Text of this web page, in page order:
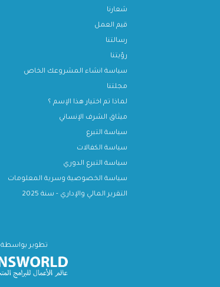
شعارنا
قيم العمل
رسالتنا
رؤيتنا
سياسة انشاء المشروعك الخاص
مجلتنا
لماذا تم اختيار هذا الإسم ؟
ميثاق الشرف الإنساني
سياسة التبرع
سياسة الكفالات
سياسة التبرع الدوري
سياسة الخصوصية وسرية المعلومات
التقرير المالي والإداري - سنة 2025
تطوير بواسطة